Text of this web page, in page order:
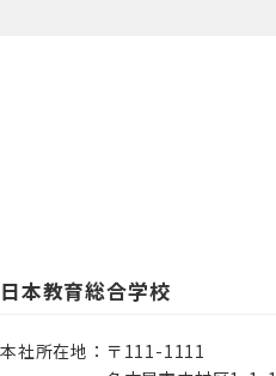
日本教育総合学校
本社所在地：〒111-1111